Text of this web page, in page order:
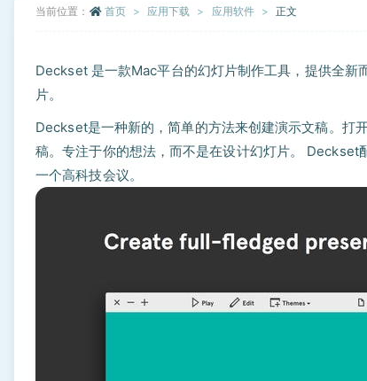
当前位置： 首页 应用下载 应用软件 正文
Deckset 是一款Mac平台的幻灯片制作工具，提供全新
片。
Deckset是一种新的，简单的方法来创建演示文稿。打
稿。专注于你的想法，而不是在设计幻灯片。 Deckset
一个高科技会议。